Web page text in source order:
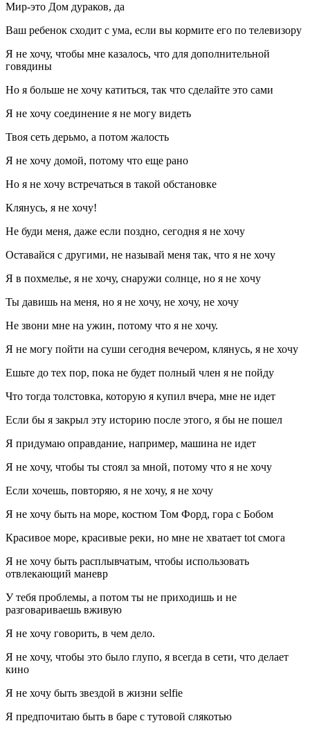
Мир-это Дом дураков, да
Ваш ребенок сходит с ума, если вы кормите его по телевизору
Я не хочу, чтобы мне казалось, что для дополнительной
говядины
Но я больше не хочу катиться, так что сделайте это сами
Я не хочу соединение я не могу видеть
Твоя сеть дерьмо, а потом жалость
Я не хочу домой, потому что еще рано
Но я не хочу встречаться в такой обстановке
Клянусь, я не хочу!
Не буди меня, даже если поздно, сегодня я не хочу
Оставайся с другими, не называй меня так, что я не хочу
Я в похмелье, я не хочу, снаружи солнце, но я не хочу
Ты давишь на меня, но я не хочу, не хочу, не хочу
Не звони мне на ужин, потому что я не хочу.
Я не могу пойти на суши сегодня вечером, клянусь, я не хочу
Ешьте до тех пор, пока не будет полный член я не пойду
Что тогда толстовка, которую я купил вчера, мне не идет
Если бы я закрыл эту историю после этого, я бы не пошел
Я придумаю оправдание, например, машина не идет
Я не хочу, чтобы ты стоял за мной, потому что я не хочу
Если хочешь, повторяю, я не хочу, я не хочу
Я не хочу быть на море, костюм Том Форд, гора с Бобом
Красивое море, красивые реки, но мне не хватает tot смога
Я не хочу быть расплывчатым, чтобы использовать
отвлекающий маневр
У тебя проблемы, а потом ты не приходишь и не
разговариваешь вживую
Я не хочу говорить, в чем дело.
Я не хочу, чтобы это было глупо, я всегда в сети, что делает
кино
Я не хочу быть звездой в жизни selfie
Я предпочитаю быть в баре с тутовой слякотью